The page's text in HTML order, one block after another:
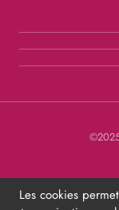
Les cookies